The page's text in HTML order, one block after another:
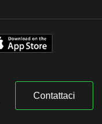
Contattaci